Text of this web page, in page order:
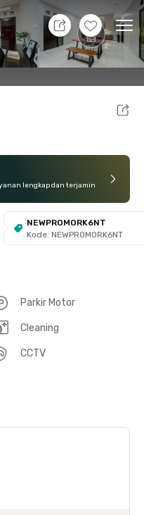
+7
Lokasi Kamar
lengkap dan terjamin
NEWPROMORK6NT
Kode: NEWPROMORK6NT
Parkir Motor
Cleaning
CCTV